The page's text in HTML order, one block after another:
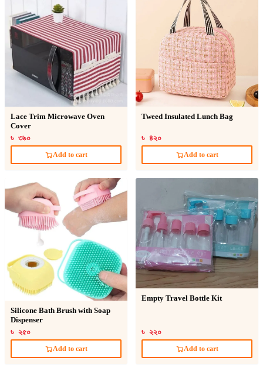
Lace Trim Microwave Oven
Cover
৳ ৩৯০
Add to cart
Tweed Insulated Lunch Bag
৳ ৪২০
Add to cart
Silicone Bath Brush with Soap
Dispenser
৳ ২৫০
Add to cart
Empty Travel Bottle Kit
৳ ২২০
Add to cart